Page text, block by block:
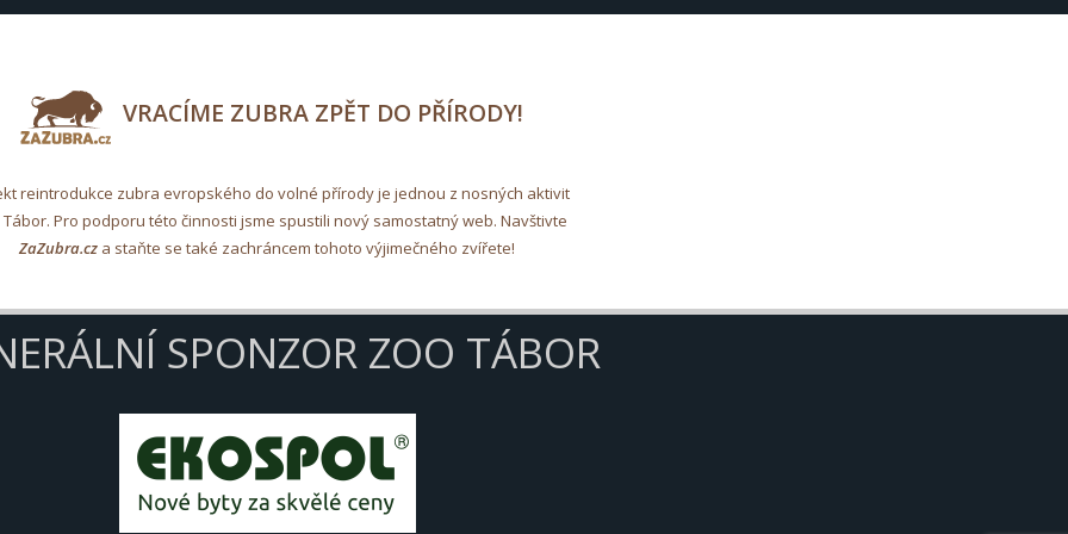
VRACÍME ZUBRA ZPĚT DO PŘÍRODY!
reintrodukce zubra evropského do volné přírody je jednou z nosných aktivit
Tábor. Pro podporu této činnosti jsme spustili nový samostatný web. Navštivte
ZaZubra.cz a staňte se také zachráncem tohoto výjimečného zvířete!
SPONZOR ZOO TÁBOR